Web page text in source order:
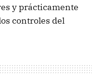
y prácticamente
controles del